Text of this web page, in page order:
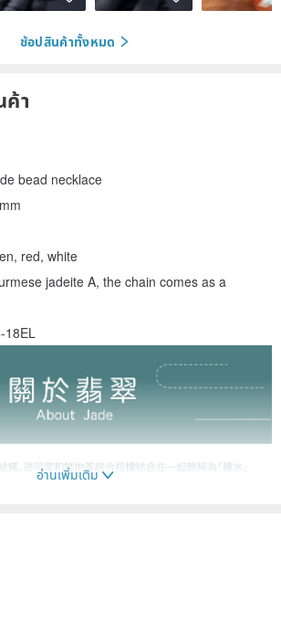
ช้อปสินค้าทั้งหมด
ค้า
bead necklace
red, white
jadeite A, the chain comes as a
18EL
อ่านเพิ่มเติม